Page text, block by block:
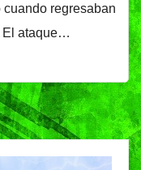
regresaban
El ataque…